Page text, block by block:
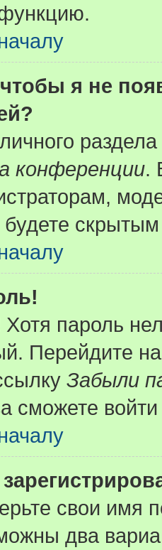
я не
конференции.
пароль
Перейдите
Забыли
сможете
свои имя
два